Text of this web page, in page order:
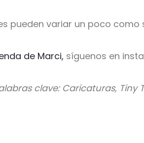
pueden variar un poco
de Marci, síguenos en
clave: Caricaturas, Tiny